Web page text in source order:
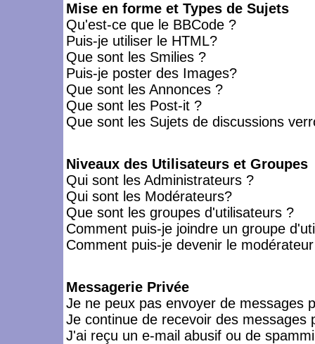
Mise en forme et Types de Sujets
Qu'est-ce que le BBCode ?
Puis-je utiliser le HTML?
Que sont les Smilies ?
Puis-je poster des Images?
Que sont les Annonces ?
Que sont les Post-it ?
Que sont les Sujets de discussions
Niveaux des Utilisateurs et Groupes
Qui sont les Administrateurs ?
Qui sont les Modérateurs?
Que sont les groupes d'utilisateurs ?
Comment puis-je joindre un groupe
Comment puis-je devenir le
Messagerie Privée
Je ne peux pas envoyer de messages
Je continue de recevoir des messages
J'ai reçu un e-mail abusif ou de